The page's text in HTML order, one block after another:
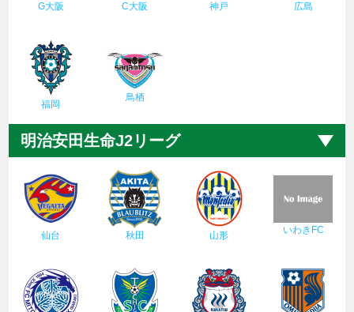
G大阪 C大阪 神戸 広島
福岡
鳥栖
明治安田生命J2リーグ
仙台 秋田 山形
いわきFC